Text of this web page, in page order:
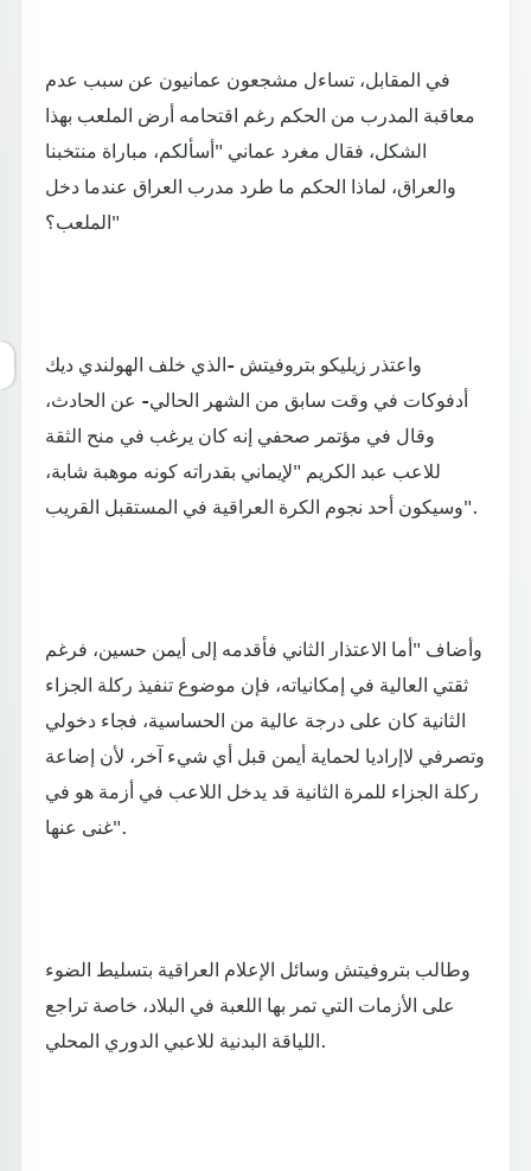
في المقابل، تساءل مشجعون عمانيون عن سبب عدم
معاقبة المدرب من الحكم رغم اقتحامه أرض الملعب بهذا
الشكل، فقال مغرد عماني "أسألكم، مباراة منتخبنا
والعراق، لماذا الحكم ما طرد مدرب العراق عندما دخل
الملعب؟"
واعتذر زيليكو بتروفيتش -الذي خلف الهولندي ديك
أدفوكات في وقت سابق من الشهر الحالي- عن الحادث،
وقال في مؤتمر صحفي إنه كان يرغب في منح الثقة
للاعب عبد الكريم "لإيماني بقدراته كونه موهبة شابة،
وسيكون أحد نجوم الكرة العراقية في المستقبل القريب".
وأضاف "أما الاعتذار الثاني فأقدمه إلى أيمن حسين، فرغم
ثقتي العالية في إمكانياته، فإن موضوع تنفيذ ركلة الجزاء
الثانية كان على درجة عالية من الحساسية، فجاء دخولي
وتصرفي لاإراديا لحماية أيمن قبل أي شيء آخر، لأن إضاعة
ركلة الجزاء للمرة الثانية قد يدخل اللاعب في أزمة هو في
غنى عنها".
وطالب بتروفيتش وسائل الإعلام العراقية بتسليط الضوء
على الأزمات التي تمر بها اللعبة في البلاد، خاصة تراجع
اللياقة البدنية للاعبي الدوري المحلي.